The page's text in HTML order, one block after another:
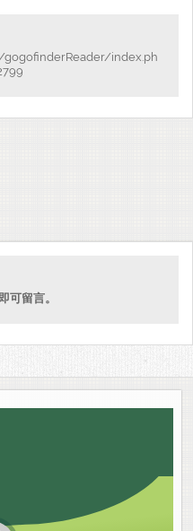
index.ph
可留言。